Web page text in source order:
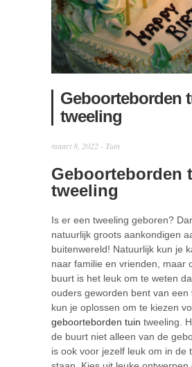
Geboorteborden
tweeling
maart 8, 2022 - Tuin
Geboorteborden
tweeling
Is er een tweeling geboren?
natuurlijk groots aankondigen
buitenwereld! Natuurlijk kun je
naar familie en vrienden, maar
buurt is het leuk om te weten
ouders geworden bent van een
kun je oplossen om te kiezen
geboorteborden tuin tweeling.
de buurt niet alleen van de
is ook voor jezelf leuk om in de